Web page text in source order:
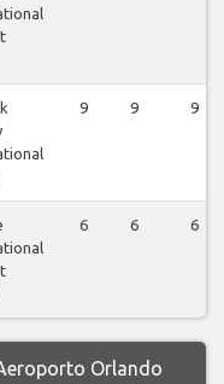
9 9 9
6 6 6
Orlando